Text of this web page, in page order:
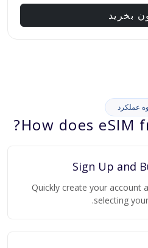
بخرید
عملکرد
How does eSIM
Quickly create your account
selecting